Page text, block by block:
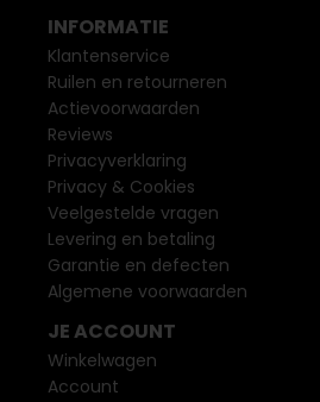
INFORMATIE
Klantenservice
Ruilen en retourneren
Actievoorwaarden
Reviews
Privacyverklaring
Privacy & Cookies
Veelgestelde vragen
Levering en betaling
Garantie en defecten
Algemene voorwaarden
JE ACCOUNT
Winkelwagen
Account